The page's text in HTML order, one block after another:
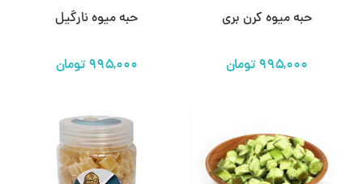
حبه میوه کرن بری
تومان
حبه میوه نارگیل
تومان